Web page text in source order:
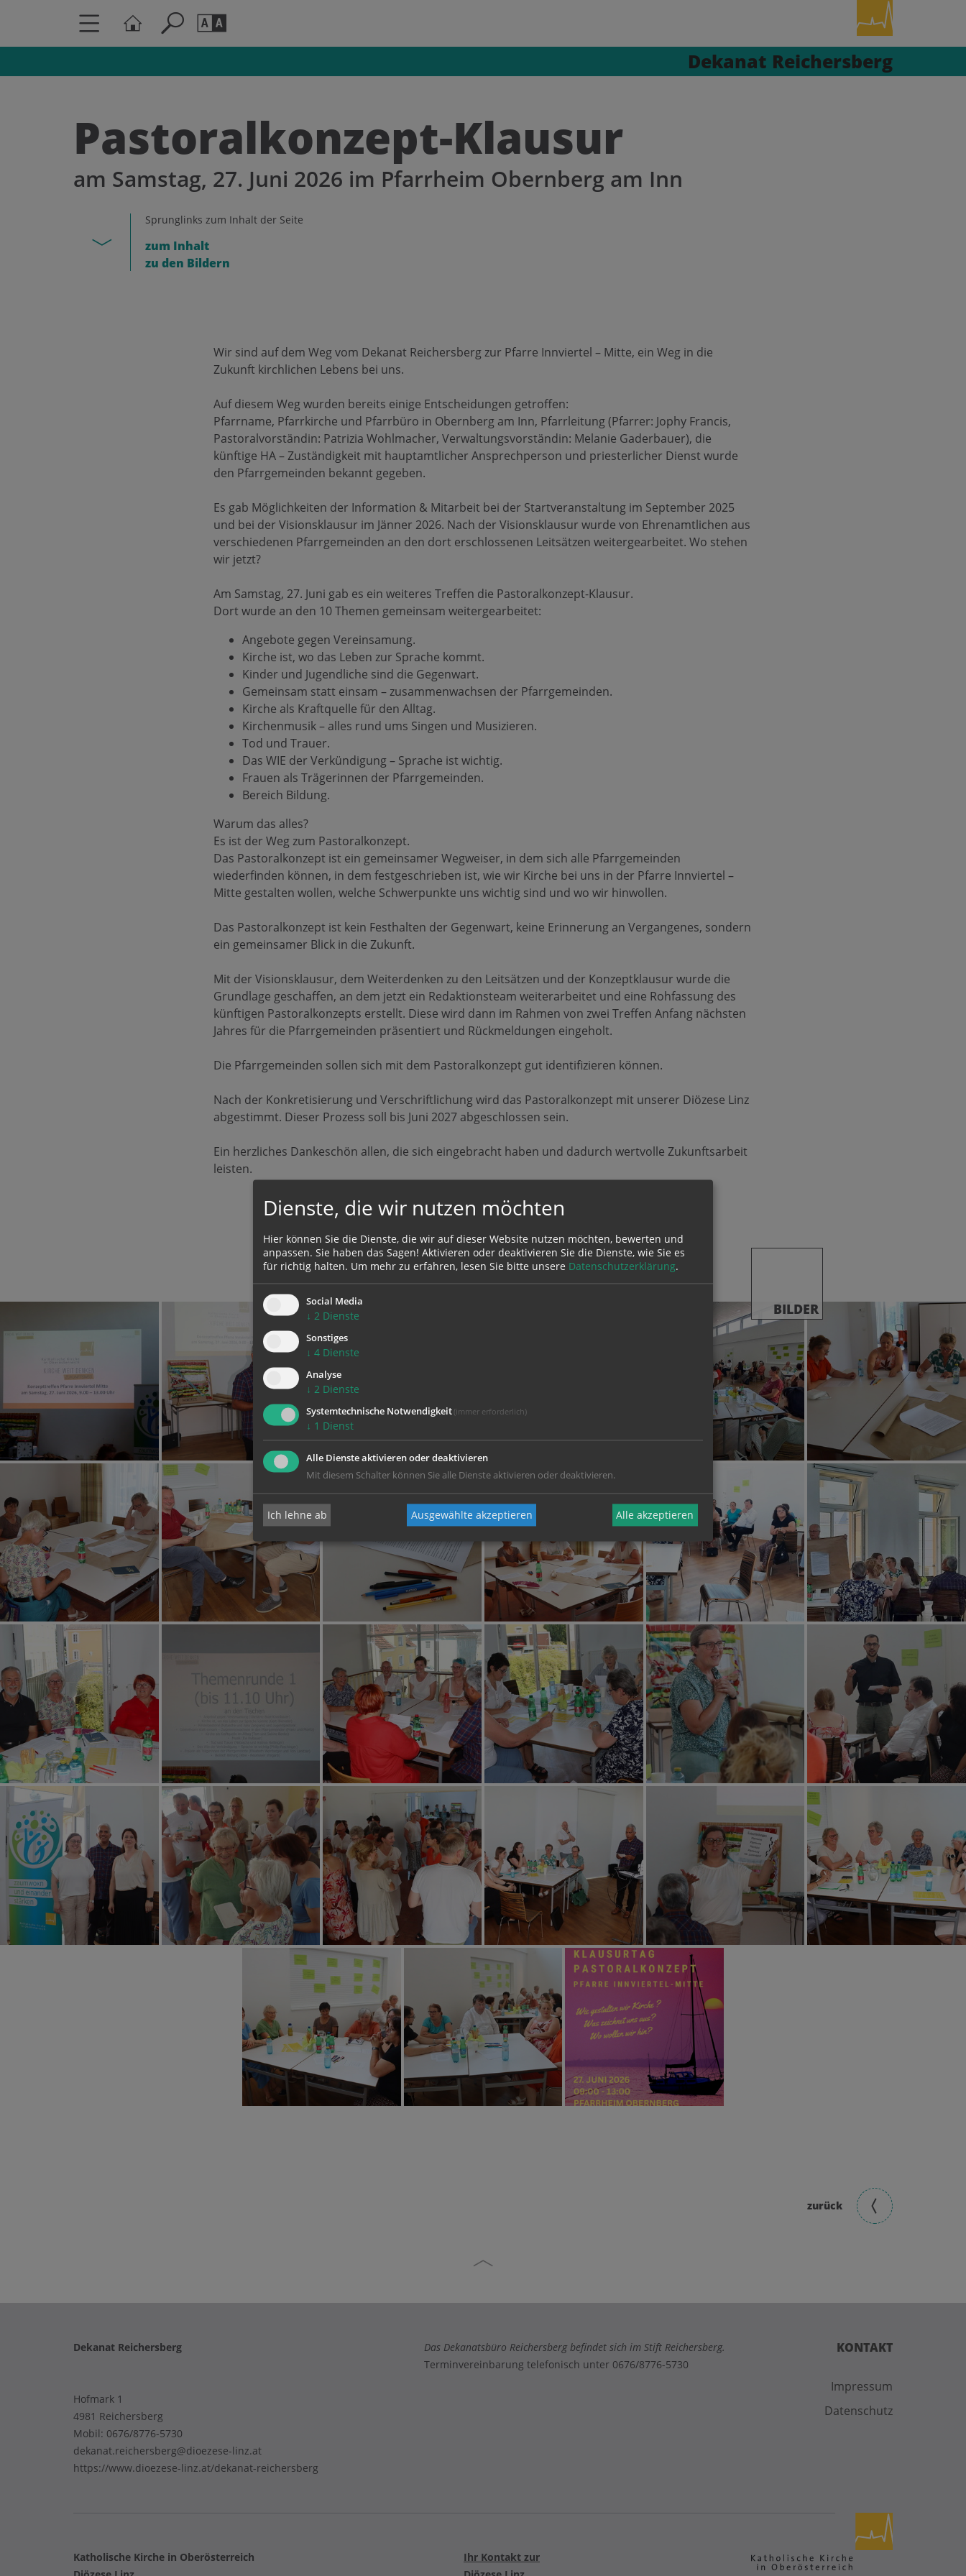
Dekanat Reichersberg
AAA A A A A A
Pastoralkonzept-Klausur
am Samstag, 27. Juni 2026 im Pfarrheim Obernberg am Inn
Sprunglinks zum Inhalt der Seite
zum Inhalt
zu den Bildern
Wir sind auf dem Weg vom Dekanat Reichersberg zur Pfarre Innviertel – Mitte, ein Weg in die
Zukunft kirchlichen Lebens bei uns.
Auf diesem Weg wurden bereits einige Entscheidungen getroffen:
Pfarrname, Pfarrkirche und Pfarrbüro in Obernberg am Inn, Pfarrleitung (Pfarrer: Jophy Francis,
Pastoralvorständin: Patrizia Wohlmacher, Verwaltungsvorständin: Melanie Gaderbauer), die
künftige HA – Zuständigkeit mit hauptamtlicher Ansprechperson und priesterlicher Dienst wurde
den Pfarrgemeinden bekannt gegeben.
Es gab Möglichkeiten der Information & Mitarbeit bei der Startveranstaltung im September 2025
und bei der Visionsklausur im Jänner 2026. Nach der Visionsklausur wurde von Ehrenamtlichen aus
verschiedenen Pfarrgemeinden an den dort erschlossenen Leitsätzen weitergearbeitet. Wo stehen
wir jetzt?
Am Samstag, 27. Juni gab es ein weiteres Treffen die Pastoralkonzept-Klausur.
Dort wurde an den 10 Themen gemeinsam weitergearbeitet:
Angebote gegen Vereinsamung.
Kirche ist, wo das Leben zur Sprache kommt.
Kinder und Jugendliche sind die Gegenwart.
Gemeinsam statt einsam – zusammenwachsen der Pfarrgemeinden.
Kirche als Kraftquelle für den Alltag.
Kirchenmusik – alles rund ums Singen und Musizieren.
Tod und Trauer.
Das WIE der Verkündigung – Sprache ist wichtig.
Frauen als Trägerinnen der Pfarrgemeinden.
Bereich Bildung.
Warum das alles?
Es ist der Weg zum Pastoralkonzept.
Das Pastoralkonzept ist ein gemeinsamer Wegweiser, in dem sich alle Pfarrgemeinden
wiederfinden können, in dem festgeschrieben ist, wie wir Kirche bei uns in der Pfarre Innviertel –
Mitte gestalten wollen, welche Schwerpunkte uns wichtig sind und wo wir hinwollen.
Das Pastoralkonzept ist kein Festhalten der Gegenwart, keine Erinnerung an Vergangenes, sondern
ein gemeinsamer Blick in die Zukunft.
Mit der Visionsklausur, dem Weiterdenken zu den Leitsätzen und der Konzeptklausur wurde die
Grundlage geschaffen, an dem jetzt ein Redaktionsteam weiterarbeitet und eine Rohfassung des
künftigen Pastoralkonzepts erstellt. Diese wird dann im Rahmen von zwei Treffen Anfang nächsten
Jahres für die Pfarrgemeinden präsentiert und Rückmeldungen eingeholt.
Die Pfarrgemeinden sollen sich mit dem Pastoralkonzept gut identifizieren können.
Nach der Konkretisierung und Verschriftlichung wird das Pastoralkonzept mit unserer Diözese Linz
abgestimmt. Dieser Prozess soll bis Juni 2027 abgeschlossen sein.
Ein herzliches Dankeschön allen, die sich eingebracht haben und dadurch wertvolle Zukunftsarbeit
leisten.
BILDER
zurück
KONTAKT
Impressum
Datenschutz
Dekanat Reichersberg
Hofmark 1
4981 Reichersberg
Mobil: 0676/8776-5730
dekanat.reichersberg@dioezese-linz.at
https://www.dioezese-linz.at/dekanat-reichersberg
Das Dekanatsbüro Reichersberg befindet sich im Stift Reichersberg.
Terminvereinbarung telefonisch unter 0676/8776-5730
Katholische Kirche in Oberösterreich
Ihr Kontakt zur
Dienste, die wir nutzen möchten
Hier können Sie die Dienste, die wir auf dieser Website nutzen möchten, bewerten und
anpassen. Sie haben das Sagen! Aktivieren oder deaktivieren Sie die Dienste, wie Sie es
für richtig halten. Um mehr zu erfahren, lesen Sie bitte unsere Datenschutzerklärung.
Social Media
↓ 2 Dienste
Sonstiges
↓ 4 Dienste
Analyse
↓ 2 Dienste
Systemtechnische Notwendigkeit (immer erforderlich)
↓ 1 Dienst
Alle Dienste aktivieren oder deaktivieren
Mit diesem Schalter können Sie alle Dienste aktivieren oder deaktivieren.
Ich lehne ab Ausgewählte akzeptieren Alle akzeptieren